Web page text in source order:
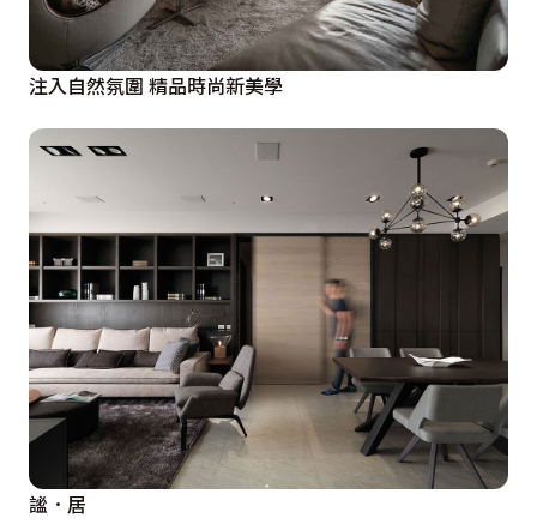
注入自然氛圍 精品時尚新美學
謐．居